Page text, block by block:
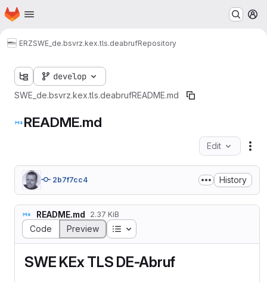
Skip to main content
Homepage
ERZSWE_de.bsvrz.kex.tls.deabrufRepository
develop
SWE_de.bsvrz.kex.tls.deabrufREADME.md
README.md
Edit
2b7f7cc4 History
README.md 2.37 KiB
Code Preview Table of contents
SWE KEx TLS DE-Abruf